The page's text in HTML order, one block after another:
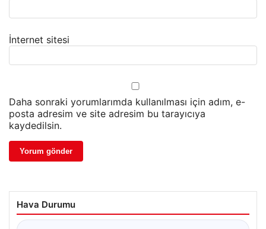
İnternet sitesi
Daha sonraki yorumlarımda kullanılması için adım, e-
posta adresim ve site adresim bu tarayıcıya
kaydedilsin.
Hava Durumu